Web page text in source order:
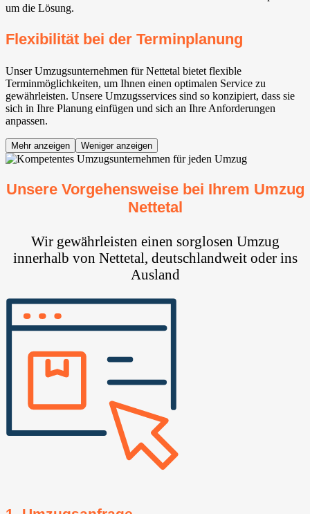
um die Lösung.
Flexibilität bei der Terminplanung
Unser Umzugsunternehmen für Nettetal bietet flexible
Terminmöglichkeiten, um Ihnen einen optimalen Service zu
gewährleisten. Unsere Umzugsservices sind so konzipiert, dass sie
sich in Ihre Planung einfügen und sich an Ihre Anforderungen
anpassen.
Mehr anzeigen Weniger anzeigen
Unsere Vorgehensweise bei Ihrem Umzug
Nettetal
Wir gewährleisten einen sorglosen Umzug
innerhalb von Nettetal, deutschlandweit oder ins
Ausland